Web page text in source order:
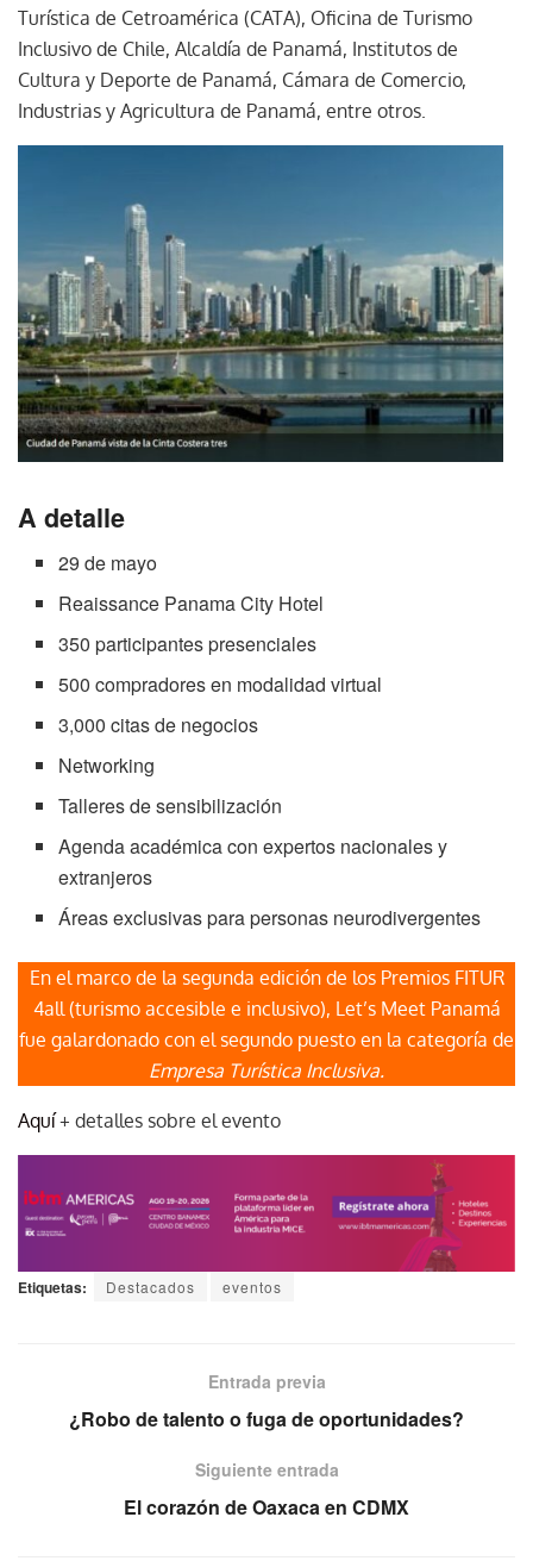
Turística de Cetroamérica (CATA), Oficina de Turismo
Inclusivo de Chile, Alcaldía de Panamá, Institutos de
Cultura y Deporte de Panamá, Cámara de Comercio,
Industrias y Agricultura de Panamá, entre otros.
A detalle
29 de mayo
Reaissance Panama City Hotel
350 participantes presenciales
500 compradores en modalidad virtual
3,000 citas de negocios
Networking
Talleres de sensibilización
Agenda académica con expertos nacionales y
extranjeros
Áreas exclusivas para personas neurodivergentes
En el marco de la segunda edición de los Premios FITUR
4all (turismo accesible e inclusivo), Let’s Meet Panamá
fue galardonado con el segundo puesto en la categoría de
Empresa Turística Inclusiva.
Aquí+ detalles sobre el evento
Etiquetas: Destacados eventos
Entrada previa
¿Robo de talento o fuga de oportunidades?
Siguiente entrada
El corazón de Oaxaca en CDMX